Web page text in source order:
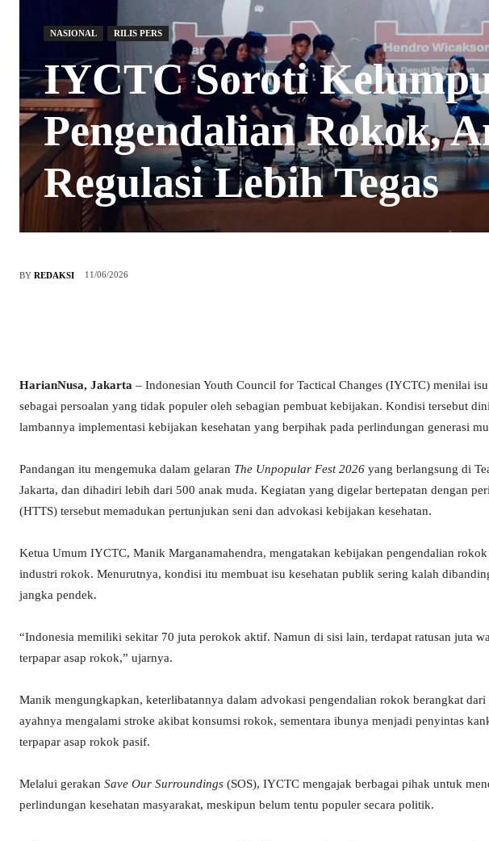
NASIONAL RILIS PERS
IYCTC Soroti
Pengendalian Rokok,
Regulasi Lebih Tegas
BY REDAKSI 11/06/2026
HarianNusa, Jakarta – Indonesian Youth Council for Tactical Changes (IYCTC) menilai
sebagai persoalan yang tidak populer oleh sebagian pembuat kebijakan. Kondisi tersebut
lambannya implementasi kebijakan kesehatan yang berpihak pada perlindungan generasi
Pandangan itu mengemuka dalam gelaran The Unpopular Fest 2026 yang berlangsung di
Jakarta, dan dihadiri lebih dari 500 anak muda. Kegiatan yang digelar bertepatan dengan
(HTTS) tersebut memadukan pertunjukan seni dan advokasi kebijakan kesehatan.
Ketua Umum IYCTC, Manik Marganamahendra, mengatakan kebijakan pengendalian
industri rokok. Menurutnya, kondisi itu membuat isu kesehatan publik sering kalah
jangka pendek.
“Indonesia memiliki sekitar 70 juta perokok aktif. Namun di sisi lain, terdapat ratusan juta
terpapar asap rokok,” ujarnya.
Manik mengungkapkan, keterlibatannya dalam advokasi pengendalian rokok berangkat
ayahnya mengalami stroke akibat konsumsi rokok, sementara ibunya menjadi penyintas
terpapar asap rokok pasif.
Melalui gerakan Save Our Surroundings (SOS), IYCTC mengajak berbagai pihak untuk
perlindungan kesehatan masyarakat, meskipun belum tentu populer secara politik.